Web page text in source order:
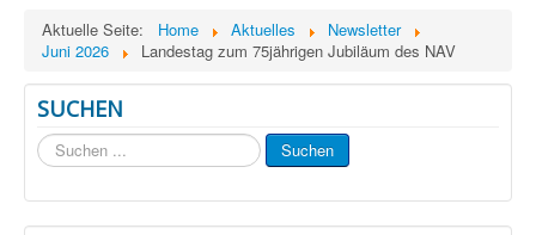
Aktuelle Seite:
Home Aktuelles
Newsletter
Juni 2026
Landestag zum 75jährigen Jubiläum des NAV
SUCHEN
Suchen
...
Suchen